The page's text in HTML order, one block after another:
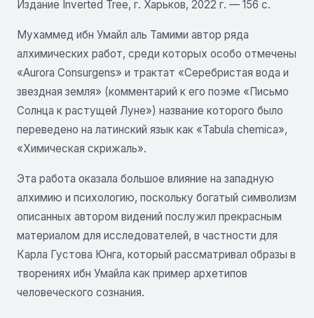
Издание Inverted Tree, г. Харьков, 2022 г. — 156 с.
Мухаммед ибн Умайл аль Тамими автор ряда
алхимических работ, среди которых особо отмечены
«Aurora Consurgens» и трактат «Серебристая вода и
звездная земля» (комментарий к его поэме «Письмо
Солнца к растущей Луне») название которого было
переведено на латинский язык как «Tabula chemica»,
«Химическая скрижаль».
Эта работа оказала большое влияние на западную
алхимию и психологию, поскольку богатый символизм
описанных автором видений послужил прекрасным
материалом для исследователей, в частности для
Карла Густова Юнга, который рассматривал образы в
творениях ибн Умайла как пример архетипов
человеческого сознания.